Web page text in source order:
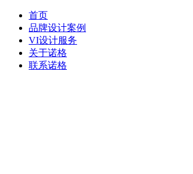
首页
品牌设计案例
VI设计服务
关于诺格
联系诺格